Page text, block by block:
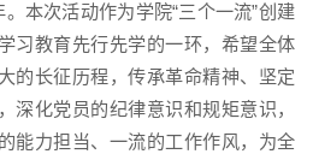
本次活动作为学院“三个一流”创建
习教育先行先学的一环，希望全体
的长征历程，传承革命精神、坚定
深化党员的纪律意识和规矩意识，
能力担当、一流的工作作风，为全